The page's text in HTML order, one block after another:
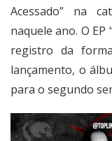
Acessado” na
naquele ano. O
registro da
lançamento, o
para o segundo